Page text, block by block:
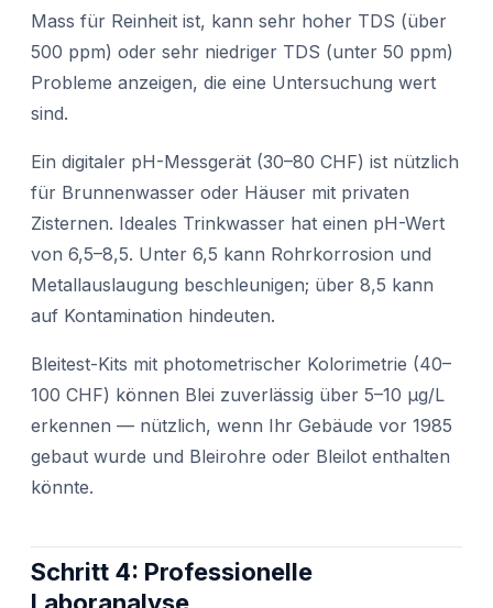
Mass für Reinheit ist, kann sehr hoher TDS (über
500 ppm) oder sehr niedriger TDS (unter 50 ppm)
Probleme anzeigen, die eine Untersuchung wert
sind.
Ein digitaler pH-Messgerät (30–80 CHF) ist nützlich
für Brunnenwasser oder Häuser mit privaten
Zisternen. Ideales Trinkwasser hat einen pH-Wert
von 6,5–8,5. Unter 6,5 kann Rohrkorrosion und
Metallauslaugung beschleunigen; über 8,5 kann
auf Kontamination hindeuten.
Bleitest-Kits mit photometrischer Kolorimetrie (40–
100 CHF) können Blei zuverlässig über 5–10 μg/L
erkennen — nützlich, wenn Ihr Gebäude vor 1985
gebaut wurde und Bleirohre oder Bleilot enthalten
könnte.
Schritt 4: Professionelle
Laboranalyse